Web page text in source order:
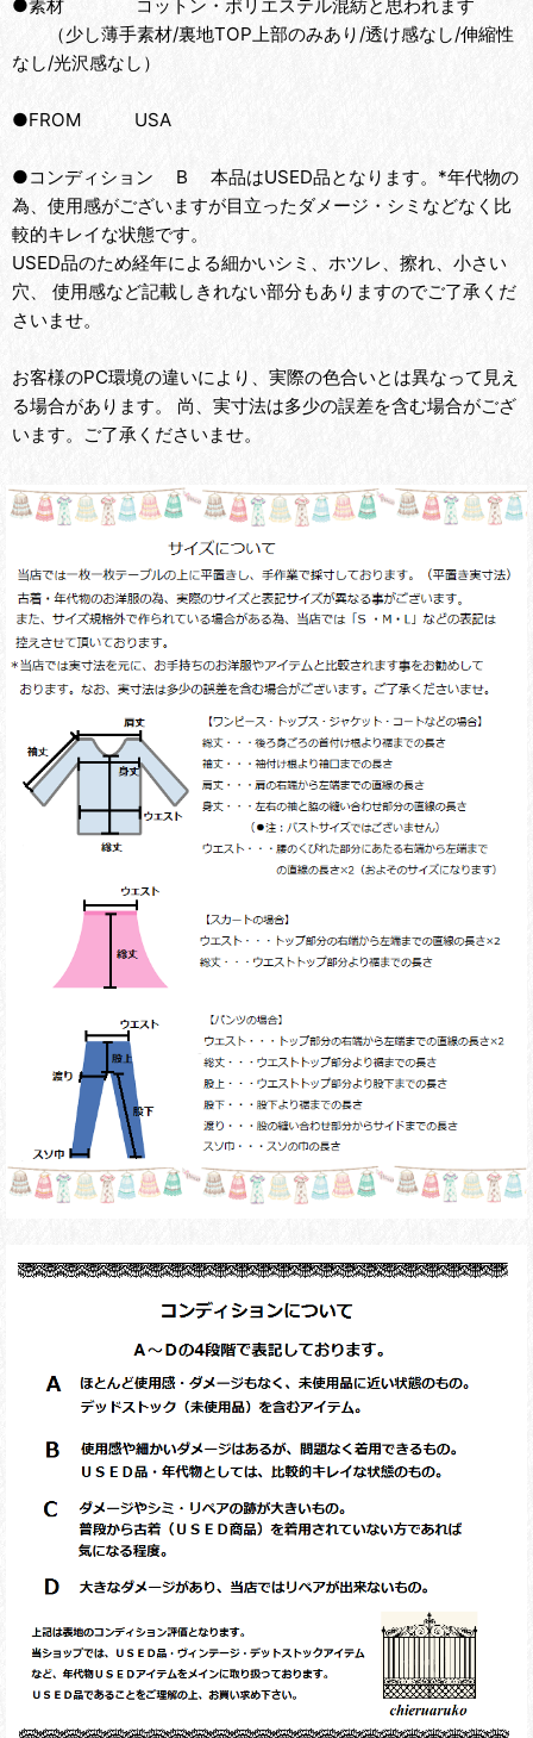
●素材 コットン・ポリエステル混紡と思われます
（少し薄手素材/裏地TOP上部のみあり/透け感なし/伸縮性
なし/光沢感なし）
●FROM USA
●コンディション B 本品はUSED品となります。*年代物の
為、使用感がございますが目立ったダメージ・シミなどなく比
較的キレイな状態です。
USED品のため経年による細かいシミ、ホツレ、擦れ、小さい
穴、 使用感など記載しきれない部分もありますのでご了承くだ
さいませ。
お客様のPC環境の違いにより、実際の色合いとは異なって見え
る場合があります。 尚、実寸法は多少の誤差を含む場合がござ
います。ご了承くださいませ。